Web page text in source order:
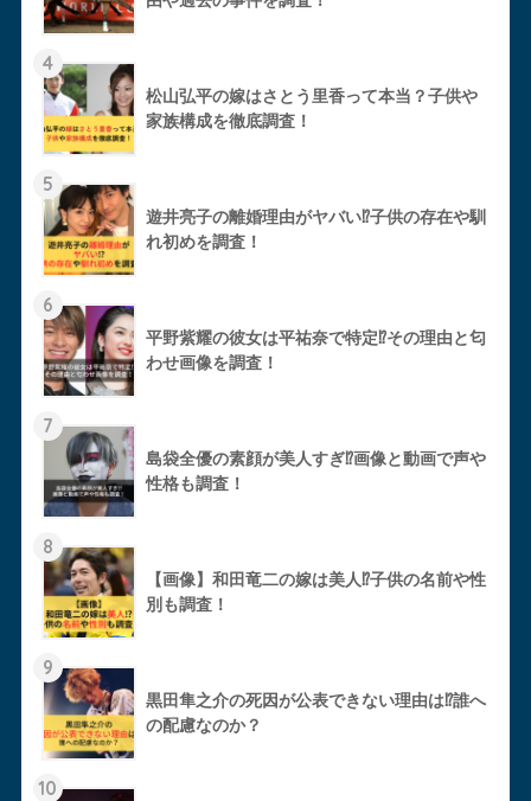
4
松山弘平の嫁はさとう里香って本当？子供や
家族構成を徹底調査！
5
遊井亮子の離婚理由がヤバい⁉︎子供の存在や馴
れ初めを調査！
6
平野紫耀の彼女は平祐奈で特定⁉︎その理由と匂
わせ画像を調査！
7
島袋全優の素顔が美人すぎ⁉︎画像と動画で声や
性格も調査！
8
【画像】和田竜二の嫁は美人⁉︎子供の名前や性
別も調査！
9
黒田隼之介の死因が公表できない理由は⁉︎誰へ
の配慮なのか？
10